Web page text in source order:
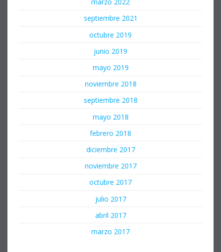
septiembre 2021
octubre 2019
junio 2019
mayo 2019
noviembre 2018
septiembre 2018
mayo 2018
febrero 2018
diciembre 2017
noviembre 2017
octubre 2017
julio 2017
abril 2017
marzo 2017